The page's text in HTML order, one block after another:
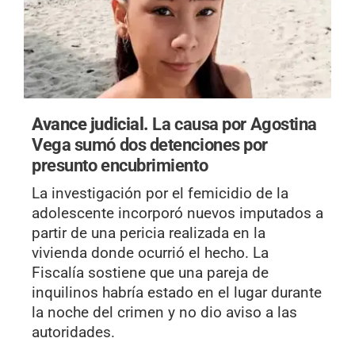
Avance judicial. La causa por Agostina
Vega sumó dos detenciones por
presunto encubrimiento
La investigación por el femicidio de la
adolescente incorporó nuevos imputados a
partir de una pericia realizada en la
vivienda donde ocurrió el hecho. La
Fiscalía sostiene que una pareja de
inquilinos habría estado en el lugar durante
la noche del crimen y no dio aviso a las
autoridades.